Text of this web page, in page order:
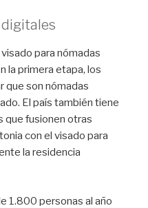
para nómadas
la primera etapa, los
que son nómadas
El país también tiene
que fusionen otras
con el visado para
la residencia
1.800 personas al año